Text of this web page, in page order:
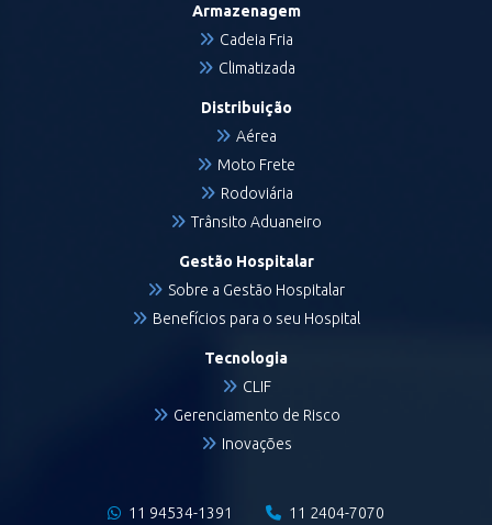
Armazenagem
Cadeia Fria
Climatizada
Distribuição
Aérea
Moto Frete
Rodoviária
Trânsito Aduaneiro
Gestão Hospitalar
Sobre a Gestão Hospitalar
Benefícios para o seu Hospital
Tecnologia
CLIF
Gerenciamento de Risco
Inovações
11 94534-1391 11 2404-7070